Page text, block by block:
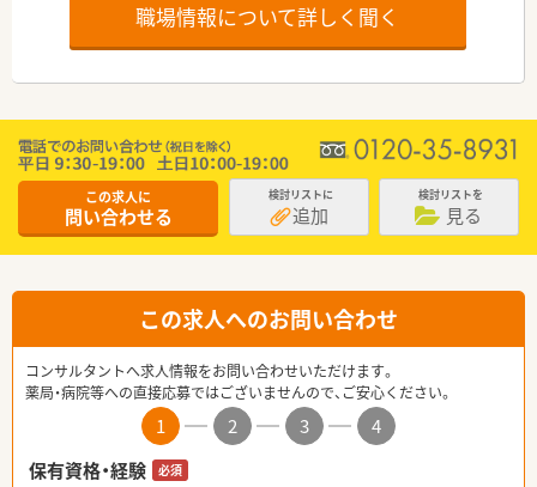
職場情報について詳しく聞く
この求人に
問い合わせる
検討リストに
追加
検討リストを
見る
この求人へのお問い合わせ
コンサルタントへ求人情報をお問い合わせいただけます。
薬局・病院等への直接応募ではございませんので、ご安心ください。
1 2 3
4
保有資格・経験
必須